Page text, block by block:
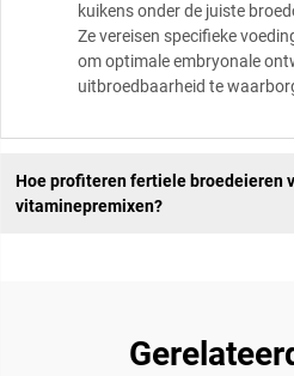
kuikens onder de juiste
Ze vereisen specifieke
om optimale embryonale
uitbroedbaarheid te
Hoe profiteren fertiele broedeieren
vitaminepremixen?